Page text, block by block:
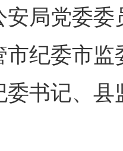
安局党委
市纪委市
委书记、县